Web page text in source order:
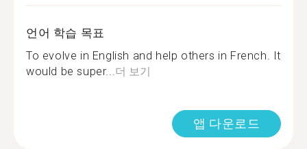
언어 학습 목표
To evolve in English and help others in French. It
would be super...더 보기
앱 다운로드